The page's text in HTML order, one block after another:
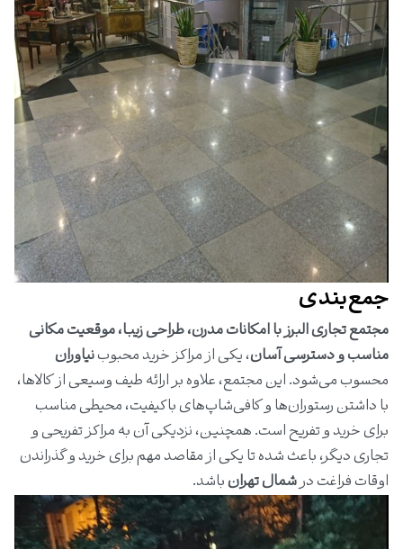
جمع‌بندی
مجتمع تجاری البرز با امکانات مدرن، طراحی زیبا، موقعیت مکانی
مناسب و دسترسی آسان، یکی از مراکز خرید محبوبنیاوران
محسوب می‌شود. این مجتمع، علاوه بر ارائه طیف وسیعی از کالاها،
با داشتن رستوران‌ها و کافی‌شاپ‌های باکیفیت، محیطی مناسب
برای خرید و تفریح است. همچنین، نزدیکی آن به مراکز تفریحی و
تجاری دیگر، باعث شده تا یکی از مقاصد مهم برای خرید و گذراندن
اوقات فراغت درشمال تهرانباشد.